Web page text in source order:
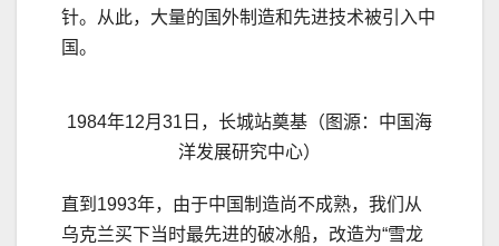
针。从此，大量的国外制造和先进技术被引入中
国。
1984年12月31日，长城站奠基（图源：中国海
洋发展研究中心）
直到1993年，由于中国制造尚不成熟，我们从
乌克兰买下当时最先进的破冰船，改造为“雪龙